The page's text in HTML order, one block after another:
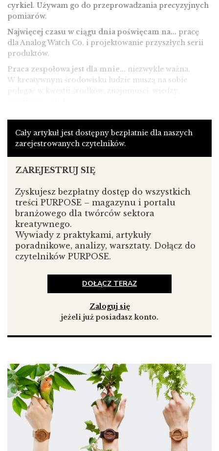
cyrkiel. Używam go do przeprowadzania precyzyjnych
pomiarów.
Najwięcej czasu w ciągu dnia poświęcam na... pracę
dla Analog Watch Co. i projektowanie przyszłych serii
produktów.
Praca zespołowa jest dla mnie... niezwykle ważna.
W kreatywnym środowisku ludzie muszą na sobie
psem.
Moi klienci to...Pracowałem z różnorodnymi firmami,
największych przedsiębiorstw magazynu Fortune, przez
firmy produkujące silniki, grupy projektowo-
budowlane, aż do małych organizacji typu start-up.
Praca jest dla mnie... sposobem na życie!
Najtrudniejsze w mojej pracy jest...efektywne
gospodarowanie czasem. Często muszę uporać się
z nudnymi zadaniami zanim będę mógł przejść do
kreatywnej części pracy.
skupiać! Ważne jest, by rozumieć rynek, w którym
pracujesz, ale jeśli za bardzo koncetrujesz się
do Ameryki Południowej.
muzyki.
Gdybym miał więcej czasu...podróżowałbym więcej!
Pierwsze pieniądze, jakie zarobiłem wydałem na...
porządne studio!
Gdybym nie pracował w obecnym zawodzie, to
byłbym... Bardzo chciałbym być podróżnikiem
i fotografem przyrody.
Cały artykuł jest dostępny bezpłatnie dla naszych
zarejestrowanych czytelników.
ZAREJESTRUJ SIĘ
Zyskujesz bezpłatny dostęp do wszystkich
treści PURPOSE – magazynu i portalu
branżowego dla twórców sektora
kreatywnego.
Wywiady z praktykami, artykuły
poradnikowe, analizy, warsztaty. Dołącz do
czytelników PURPOSE.
DOŁĄCZ TERAZ
Zaloguj się
jeżeli już posiadasz konto.